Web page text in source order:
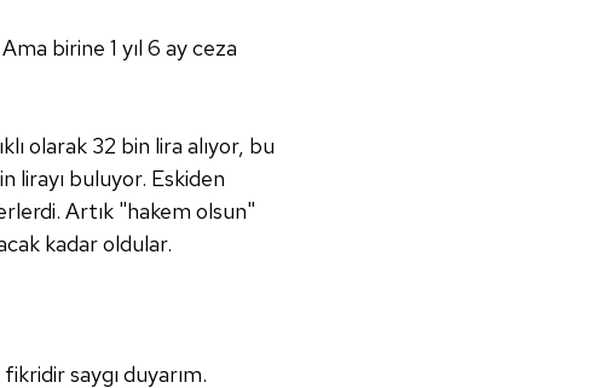
birine 1 yıl 6 ay ceza
olarak 32 bin lira alıyor, bu
lirayı buluyor. Eskiden
Artık "hakem olsun"
kadar oldular.
saygı duyarım.